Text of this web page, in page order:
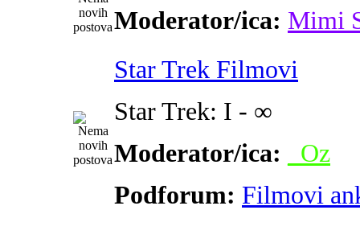
Moderator/ica: Mimi
Star Trek Filmovi
Star Trek: I - ∞
Moderator/ica:
_Oz
Podforum: Filmovi